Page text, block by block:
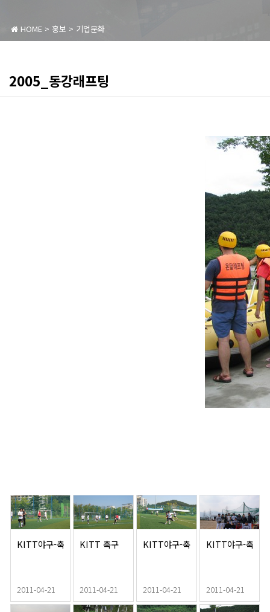
HOME> 홍보 > 기업문화
2005_동강래프팅
KITT야구-축구
2011-04-21
KITT 축구
2011-04-21
KITT야구-축구
2011-04-21
KITT야구-축구
2011-04-21